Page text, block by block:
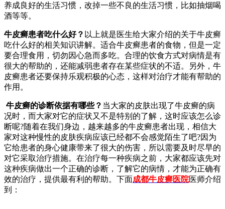
养成良好的生活习惯，改掉一些不良的生活习惯，比如抽烟喝
酒等等。
牛皮癣患者吃什么好？ 以上就是医生给大家介绍的关于牛皮癣
吃什么好的相关知识讲解。适合牛皮癣患者的食物，但是一定
要合理食用，切勿因心急而多吃。合理的饮食方式对病情是有
很大的帮助的，还能减弱患者存在某些症状的不适。另外，牛
皮癣患者还要保持乐观积极的心态，这样对治疗才能有帮助的
作用。
牛皮癣的诊断依据有哪些？ 当大家的皮肤出现了牛皮癣的病
况时，而大家对它的症状又不是特别的了解，这时应该怎么诊
断呢?随着在我们身边，越来越多的牛皮癣患者出现，相信大
家对这种慢性的皮肤疾病应该已经都不会感觉陌生了吧?因为
它给患者的身心健康带来了很大的伤害，所以需要及时尽早的
对它采取治疗措施。在治疗每一种疾病之前，大家都应该先对
这种疾病做出一个正确的诊断，了解它的病情，才能为正确有
效的治疗，提供最有利的帮助。下面成都牛皮癣医院医师介绍
到：